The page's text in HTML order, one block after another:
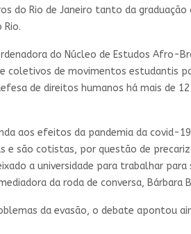
do Rio de Janeiro tanto da
do Núcleo de Estudos Afro-
coletivos de movimentos estudantis
de direitos humanos há mais
aos efeitos da pandemia da covid-
e são cotistas, por questão de
a universidade para trabalhar
da roda de conversa, Bárbara
da evasão, o debate apontou